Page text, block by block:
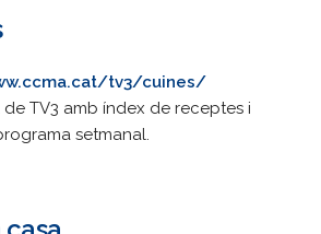
tv3/cuines/
TV3 amb índex de receptes i
setmanal.